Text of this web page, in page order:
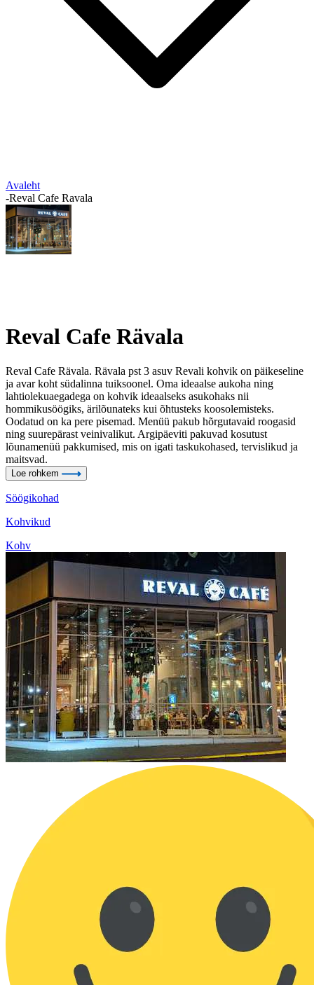
Avaleht
-Reval Cafe Ravala
Reval Cafe Rävala
Reval Cafe Rävala. Rävala pst 3 asuv Revali kohvik on päikeseline
ja avar koht südalinna tuiksoonel. Oma ideaalse aukoha ning
lahtiolekuaegadega on kohvik ideaalseks asukohaks nii
hommikusöögiks, ärilõunateks kui õhtusteks koosolemisteks.
Oodatud on ka pere pisemad. Menüü pakub hõrgutavaid roogasid
ning suurepärast veinivalikut. Argipäeviti pakuvad kosutust
lõunamenüü pakkumised, mis on igati taskukohased, tervislikud ja
maitsvad.
Loe rohkem
Söögikohad
Kohvikud
Kohv